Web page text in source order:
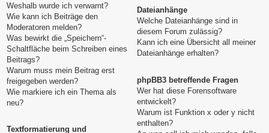
Weshalb wurde ich verwarnt?
Wie kann ich Beiträge den
Moderatoren melden?
Was bewirkt die „Speichern“-
Schaltfläche beim Schreiben eines
Beitrags?
Warum muss mein Beitrag erst
freigegeben werden?
Wie markiere ich ein Thema als
neu?
Textformatierung und
Dateianhänge
Welche Dateianhänge sind in
diesem Forum zulässig?
Kann ich eine Übersicht all meiner
Dateianhänge erhalten?
phpBB3 betreffende Fragen
Wer hat diese Forensoftware
entwickelt?
Warum ist Funktion x oder y nicht
enthalten?